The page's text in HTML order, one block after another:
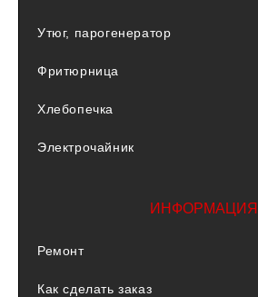
Утюг, парогенератор
Фритюрница
Хлебопечка
Электрочайник
ИНФОРМАЦИЯ
Ремонт
Как сделать заказ